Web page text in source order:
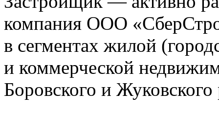
компания ООО
в сегментах жилой
и коммерческой
Боровского и